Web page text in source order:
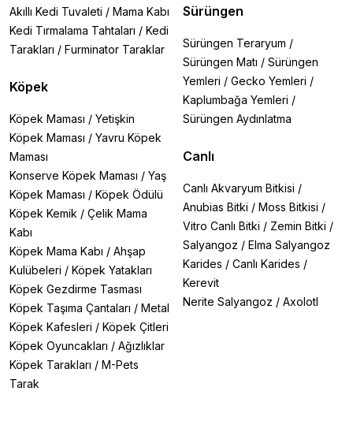
Akıllı Kedi Tuvaleti / Mama Kabı
Kedi Tırmalama Tahtaları / Kedi
Tarakları / Furminator Taraklar
Köpek
Köpek Maması / Yetişkin
Köpek Maması / Yavru Köpek
Maması
Konserve Köpek Maması / Yaş
Köpek Maması / Köpek Ödülü
Köpek Kemik / Çelik Mama
Kabı
Köpek Mama Kabı / Ahşap
Kulübeleri / Köpek Yatakları
Köpek Gezdirme Tasması
Köpek Taşıma Çantaları / Metal
Köpek Kafesleri / Köpek Çitleri
Köpek Oyuncakları / Ağızlıklar
Köpek Tarakları / M-Pets
Tarak
Sürüngen
Sürüngen Teraryum /
Sürüngen Matı / Sürüngen
Yemleri / Gecko Yemleri /
Kaplumbağa Yemleri /
Sürüngen Aydınlatma
Canlı
Canlı Akvaryum Bitkisi /
Anubias Bitki / Moss Bitkisi /
Vitro Canlı Bitki / Zemin Bitki /
Salyangoz / Elma Salyangoz
Karides / Canlı Karides /
Kerevit
Nerite Salyangoz / Axolotl